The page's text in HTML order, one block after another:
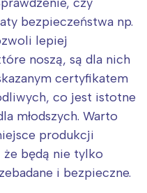
bezpieczeństwa np.
lepiej
noszą, są dla nich
certyfikatem
co jest istotne
młodszych. Warto
produkcji
będą nie tylko
i bezpieczne.